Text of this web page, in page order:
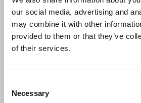
our social media, advertising and
may combine it with other
provided to them or that they’ve
of their services.
Selection
Necessary